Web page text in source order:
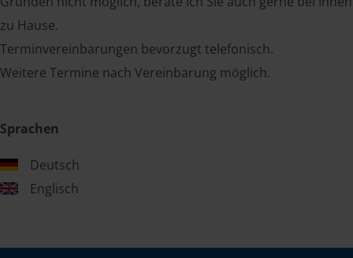
zu Hause.
Terminvereinbarungen bevorzugt telefonisch.
Weitere Termine nach Vereinbarung möglich.
Sprachen
Deutsch
Englisch